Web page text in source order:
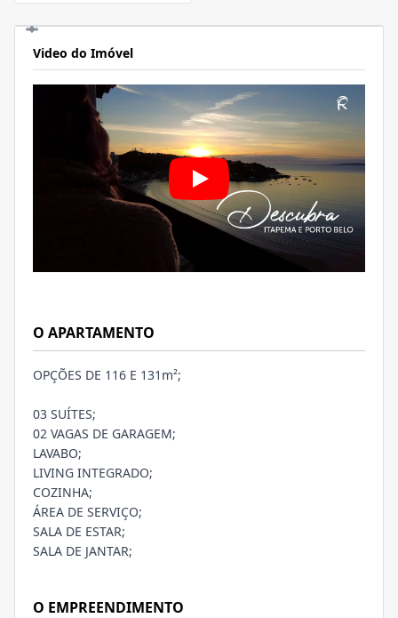
Video do Imóvel
O APARTAMENTO
OPÇÕES DE 116 E 131m²;
03 SUÍTES;
02 VAGAS DE GARAGEM;
LAVABO;
LIVING INTEGRADO;
COZINHA;
ÁREA DE SERVIÇO;
SALA DE ESTAR;
SALA DE JANTAR;
O EMPREENDIMENTO